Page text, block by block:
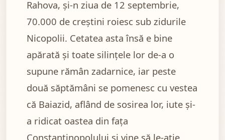
Rahova, și-n ziua de 12 septembrie,
70.000 de creștini roiesc sub zidurile
Nicopolii. Cetatea asta însă e bine
apărată și toate silințele lor de-a o
supune rămân zadarnice, iar peste
două săptămâni se pomenesc cu vestea
că Baiazid, aflând de sosirea lor, iute și-
a ridicat oastea din fața
Constantinopolului și vine să le-ație